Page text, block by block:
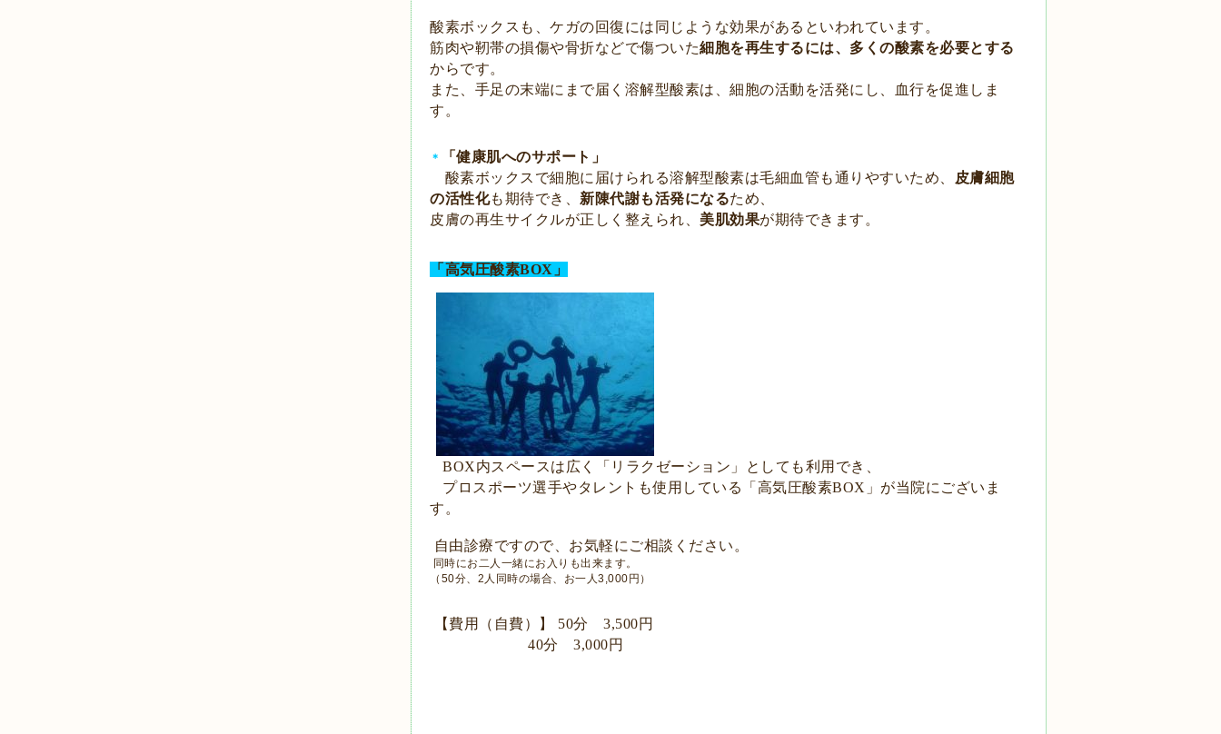
酸素ボックスも、ケガの回復には同じような効果があるといわれています。
筋肉や靭帯の損傷や骨折などで傷ついた細胞を再生するには、多くの酸素を必要とする
からです。
また、手足の末端にまで届く溶解型酸素は、細胞の活動を活発にし、血行を促進しま
す。
＊
「健康肌へのサポート」
酸素ボックスで細胞に届けられる溶解型酸素は毛細血管も通りやすいため、 皮膚細胞
の活性化も期待でき、 新陳代謝も活発になるため、
皮膚の再生サイクルが正しく整えられ、 美肌効果が期待できます。
「高気圧酸素BOX」
BOX内スペースは広く 「リラクゼーション」としても利用でき、
プロスポーツ選手やタレントも使用している 「高気圧酸素BOX 」 が当院にございま
す。
自由診療ですので、お気軽にご相談ください。
同時にお二人一緒にお入りも出来ます。
（50分、2人同時の場合、お一人3,000円）
【費用（自費）】 50分 3,500円
40分 3,000円